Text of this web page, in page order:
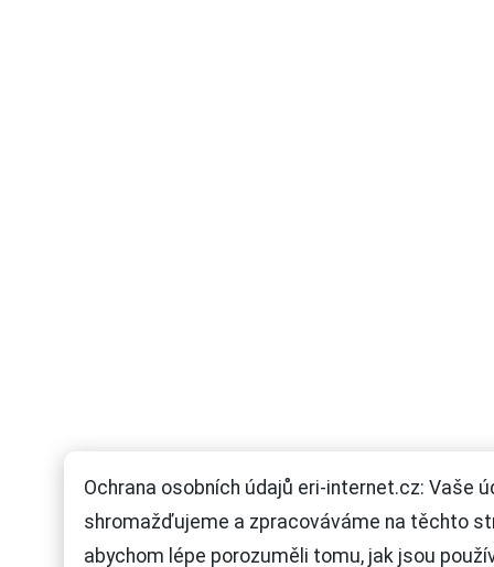
Ochrana osobních údajů eri-internet.cz: Vaše
shromažďujeme a zpracováváme na těchto
abychom lépe porozuměli tomu, jak jsou